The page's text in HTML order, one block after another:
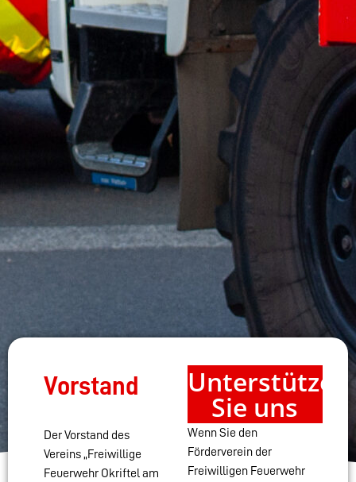
Vorstand
Der Vorstand des
Vereins „Freiwillige
Feuerwehr Okriftel am
Unterstützen
Sie uns
Wenn Sie den
Förderverein der
Freiwilligen Feuerwehr